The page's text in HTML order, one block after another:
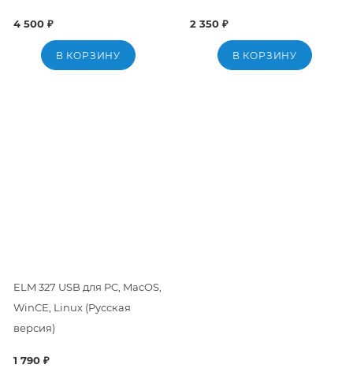
4 500 ₽
В КОРЗИНУ
2 350 ₽
В КОРЗИНУ
ELM 327 USB для PC, MacOS,
WinCE, Linux (Русская
версия)
1 790 ₽